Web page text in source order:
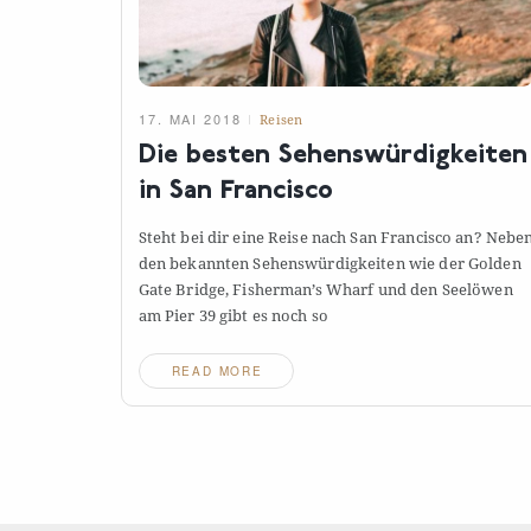
17. MAI 2018 Reisen
Die besten Sehenswürdigkeiten
in San Francisco
Steht bei dir eine Reise nach San Francisco an?
den bekannten Sehenswürdigkeiten wie der Golden
Gate Bridge, Fisherman’s Wharf und den Seelöwen
am Pier 39 gibt es noch so
READ MORE